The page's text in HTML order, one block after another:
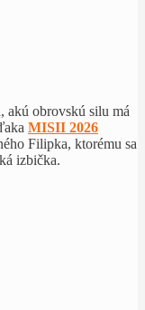
akú obrovskú silu má
MISII 2026
Filipka, ktorému sa
izbička.